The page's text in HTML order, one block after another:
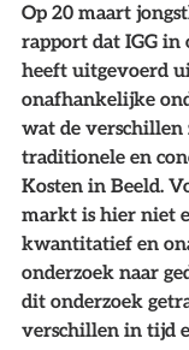
Op 20 maart
rapport dat IGG in
heeft uitgevoerd
onafhankelijke
wat de verschillen
traditionele en
Kosten in Beeld.
markt is hier niet
kwantitatief en
onderzoek naar
dit onderzoek
verschillen in tijd